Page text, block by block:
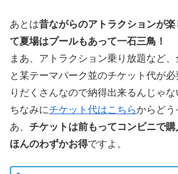
あとは昔ながらのアトラクションが
て夏場はプールもあって一石三鳥！
まあ、アトラクション乗り放題など
と某テーマパーク並のチケット代が
りだくさんなので納得出来るんじゃな
ちなみにチケット代はこちらからどう
あ、 チケットは前もってコンビニで購
ほんのわずかお得ですよ。